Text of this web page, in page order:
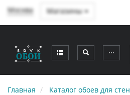
Москва Магазины
⋯
Главная Каталог обоев для стен